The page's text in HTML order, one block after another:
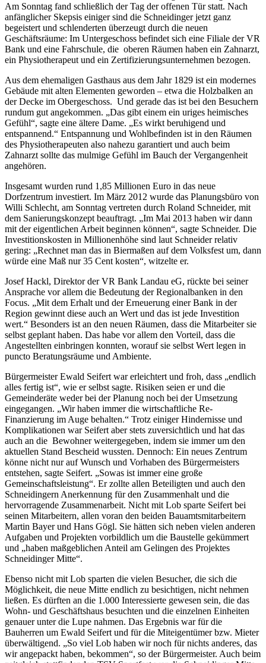
Am Sonntag fand schließlich der Tag der offenen Tür statt. Nach
anfänglicher Skepsis einiger sind die Schneidinger jetzt ganz
begeistert und schlenderten überzeugt durch die neuen
Geschäftsräume: Im Untergeschoss befindet sich eine Filiale der VR
Bank und eine Fahrschule, die oberen Räumen haben ein Zahnarzt,
ein Physiotherapeut und ein Zertifizierungsunternehmen bezogen.
Aus dem ehemaligen Gasthaus aus dem Jahr 1829 ist ein modernes
Gebäude mit alten Elementen geworden – etwa die Holzbalken an
der Decke im Obergeschoss. Und gerade das ist bei den Besuchern
rundum gut angekommen. „Das gibt einem ein uriges heimisches
Gefühl“, sagte eine ältere Dame. „Es wirkt beruhigend und
entspannend.“ Entspannung und Wohlbefinden ist in den Räumen
des Physiotherapeuten also nahezu garantiert und auch beim
Zahnarzt sollte das mulmige Gefühl im Bauch der Vergangenheit
angehören.
Insgesamt wurden rund 1,85 Millionen Euro in das neue
Dorfzentrum investiert. Im März 2012 wurde das Planungsbüro von
Willi Schlecht, am Sonntag vertreten durch Roland Schneider, mit
dem Sanierungskonzept beauftragt. „Im Mai 2013 haben wir dann
mit der eigentlichen Arbeit beginnen können“, sagte Schneider. Die
Investitionskosten in Millionenhöhe sind laut Schneider relativ
gering: „Rechnet man das in Biermaßen auf dem Volksfest um, dann
würde eine Maß nur 35 Cent kosten“, witzelte er.
Josef Hackl, Direktor der VR Bank Landau eG, rückte bei seiner
Ansprache vor allem die Bedeutung der Regionalbanken in den
Focus. „Mit dem Erhalt und der Erneuerung einer Bank in der
Region gewinnt diese auch an Wert und das ist jede Investition
wert.“ Besonders ist an den neuen Räumen, dass die Mitarbeiter sie
selbst geplant haben. Das habe vor allem den Vorteil, dass die
Angestellten einbringen konnten, worauf sie selbst Wert legen in
puncto Beratungsräume und Ambiente.
Bürgermeister Ewald Seifert war erleichtert und froh, dass „endlich
alles fertig ist“, wie er selbst sagte. Risiken seien er und die
Gemeinderäte weder bei der Planung noch bei der Umsetzung
eingegangen. „Wir haben immer die wirtschaftliche Re-
Finanzierung im Auge behalten.“ Trotz einiger Hindernisse und
Komplikationen war Seifert aber stets zuversichtlich und hat das
auch an die Bewohner weitergegeben, indem sie immer um den
aktuellen Stand Bescheid wussten. Dennoch: Ein neues Zentrum
könne nicht nur auf Wunsch und Vorhaben des Bürgermeisters
entstehen, sagte Seifert. „Sowas ist immer eine große
Gemeinschaftsleistung“. Er zollte allen Beteiligten und auch den
Schneidingern Anerkennung für den Zusammenhalt und die
hervorragende Zusammenarbeit. Nicht mit Lob sparte Seifert bei
seinen Mitarbeitern, allen voran den beiden Bauamtsmitarbeitern
Martin Bayer und Hans Gögl. Sie hätten sich neben vielen anderen
Aufgaben und Projekten vorbildlich um die Baustelle gekümmert
und „haben maßgeblichen Anteil am Gelingen des Projektes
Schneidinger Mitte“.
Ebenso nicht mit Lob sparten die vielen Besucher, die sich die
Möglichkeit, die neue Mitte endlich zu besichtigen, nicht nehmen
ließen. Es dürften an die 1.000 Interessierte gewesen sein, die das
Wohn- und Geschäftshaus besuchten und die einzelnen Einheiten
genauer unter die Lupe nahmen. Das Ergebnis war für die
Bauherren um Ewald Seifert und für die Miteigentümer bzw. Mieter
überwältigend. „So viel Lob haben wir noch für nichts anderes, das
wir angepackt haben, bekommen“, so der Bürgermeister. Auch beim